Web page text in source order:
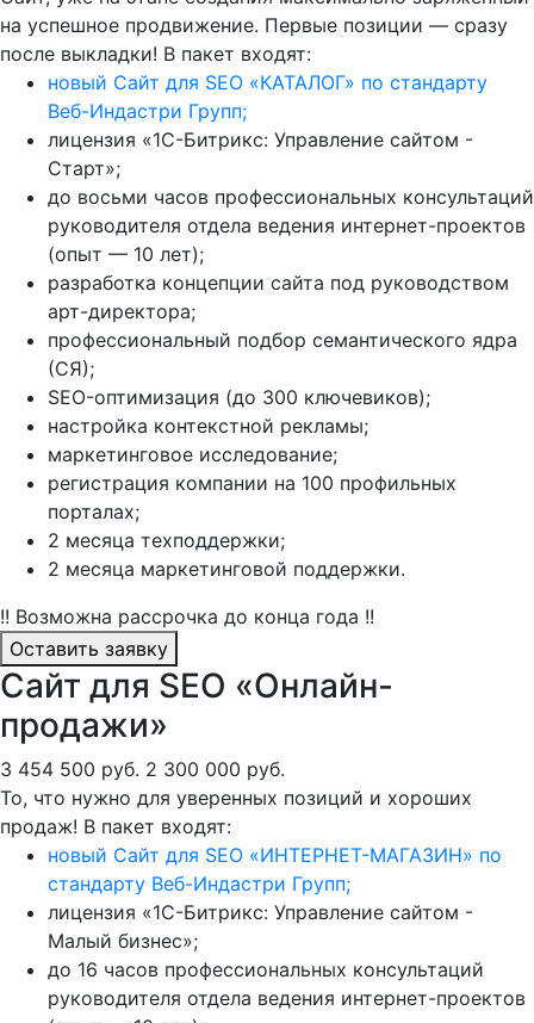
на успешное продвижение. Первые позиции — сразу
после выкладки! В пакет входят:
новый Сайт для SEO «КАТАЛОГ» по стандарту
Веб-Индастри Групп;
лицензия «1С-Битрикс: Управление сайтом -
Старт»;
до восьми часов профессиональных консультаций
руководителя отдела ведения интернет-проектов
(опыт — 10 лет);
разработка концепции сайта под руководством
арт-директора;
профессиональный подбор семантического ядра
(СЯ);
SEO-оптимизация (до 300 ключевиков);
настройка контекстной рекламы;
маркетинговое исследование;
регистрация компании на 100 профильных
порталах;
2 месяца техподдержки;
2 месяца маркетинговой поддержки.
!! Возможна рассрочка до конца года !!
Оставить заявку
Сайт для SEO «Онлайн-
продажи»
3 454 500 руб. 2 300 000 руб.
То, что нужно для уверенных позиций и хороших
продаж! В пакет входят:
новый Сайт для SEO «ИНТЕРНЕТ-МАГАЗИН» по
стандарту Веб-Индастри Групп;
лицензия «1С-Битрикс: Управление сайтом -
Малый бизнес»;
до 16 часов профессиональных консультаций
руководителя отдела ведения интернет-проектов